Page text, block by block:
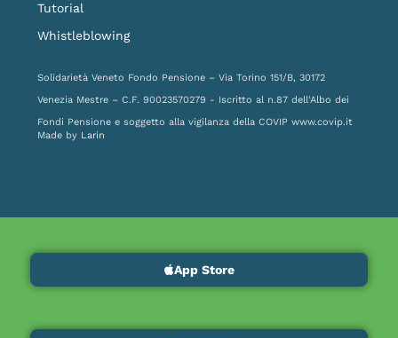
Tutorial
Whistleblowing
Solidarietà Veneto Fondo Pensione – Via Torino 151/B, 30172
Venezia Mestre – C.F. 90023570279 - Iscritto al n.87 dell'Albo dei
Fondi Pensione e soggetto alla vigilanza della COVIP www.covip.it
Made by Larin
App Store